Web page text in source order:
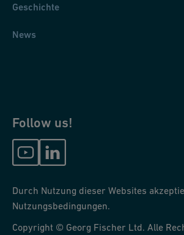
Geschichte
News
Follow us!
Durch Nutzung dieser Websites
Nutzungsbedingungen.
Copyright © Georg Fischer Ltd. Alle